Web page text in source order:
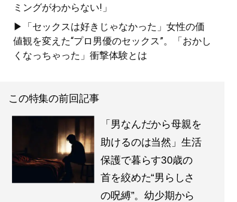
ミングがわからない!」
▶「セックスは好きじゃなかった」女性の価
値観を変えた“プロ男優のセックス”。「おかし
くなっちゃった」衝撃体験とは
この特集の前回記事
「男なんだから母親を
助けるのは当然」生活
保護で暮らす30歳の
首を絞めた“男らしさ
の呪縛”。幼少期から